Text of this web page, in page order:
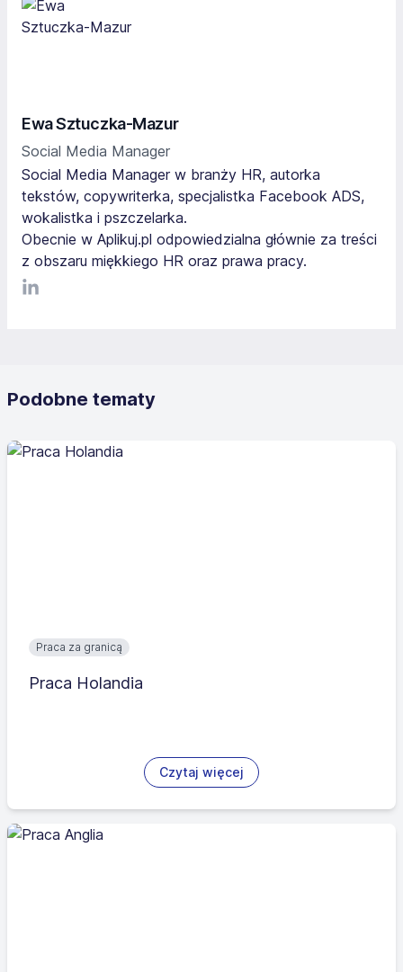
Ewa Sztuczka-Mazur
Social Media Manager
Social Media Manager w branży HR, autorka
tekstów, copywriterka, specjalistka Facebook ADS,
wokalistka i pszczelarka.
Obecnie w Aplikuj.pl odpowiedzialna głównie za treści
z obszaru miękkiego HR oraz prawa pracy.
LinkediIn
Podobne tematy
Praca za granicą
Praca Holandia
Czytaj więcej